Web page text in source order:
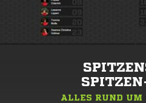
ALLES RUND UM